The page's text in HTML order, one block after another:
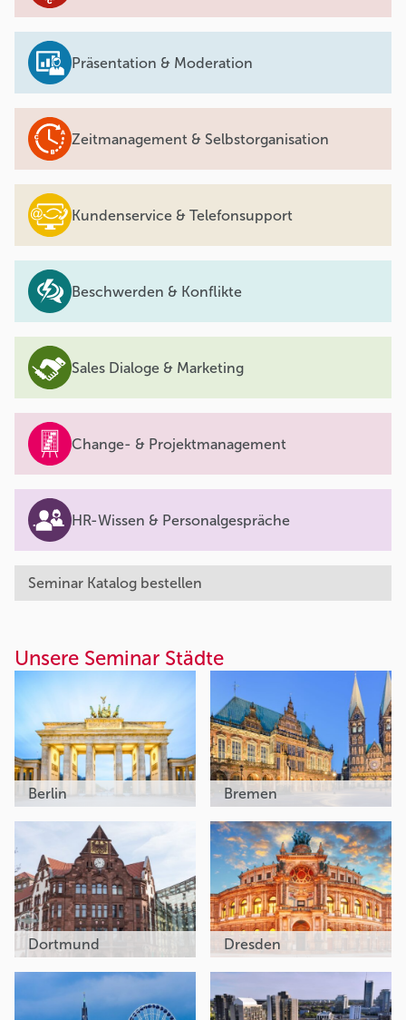
Präsentation & Moderation
Zeitmanagement & Selbstorganisation
Kundenservice & Telefonsupport
Beschwerden & Konflikte
Sales Dialoge & Marketing
Change- & Projektmanagement
HR-Wissen & Personalgespräche
Seminar Katalog bestellen
Unsere Seminar Städte
Berlin Bremen
Dortmund Dresden